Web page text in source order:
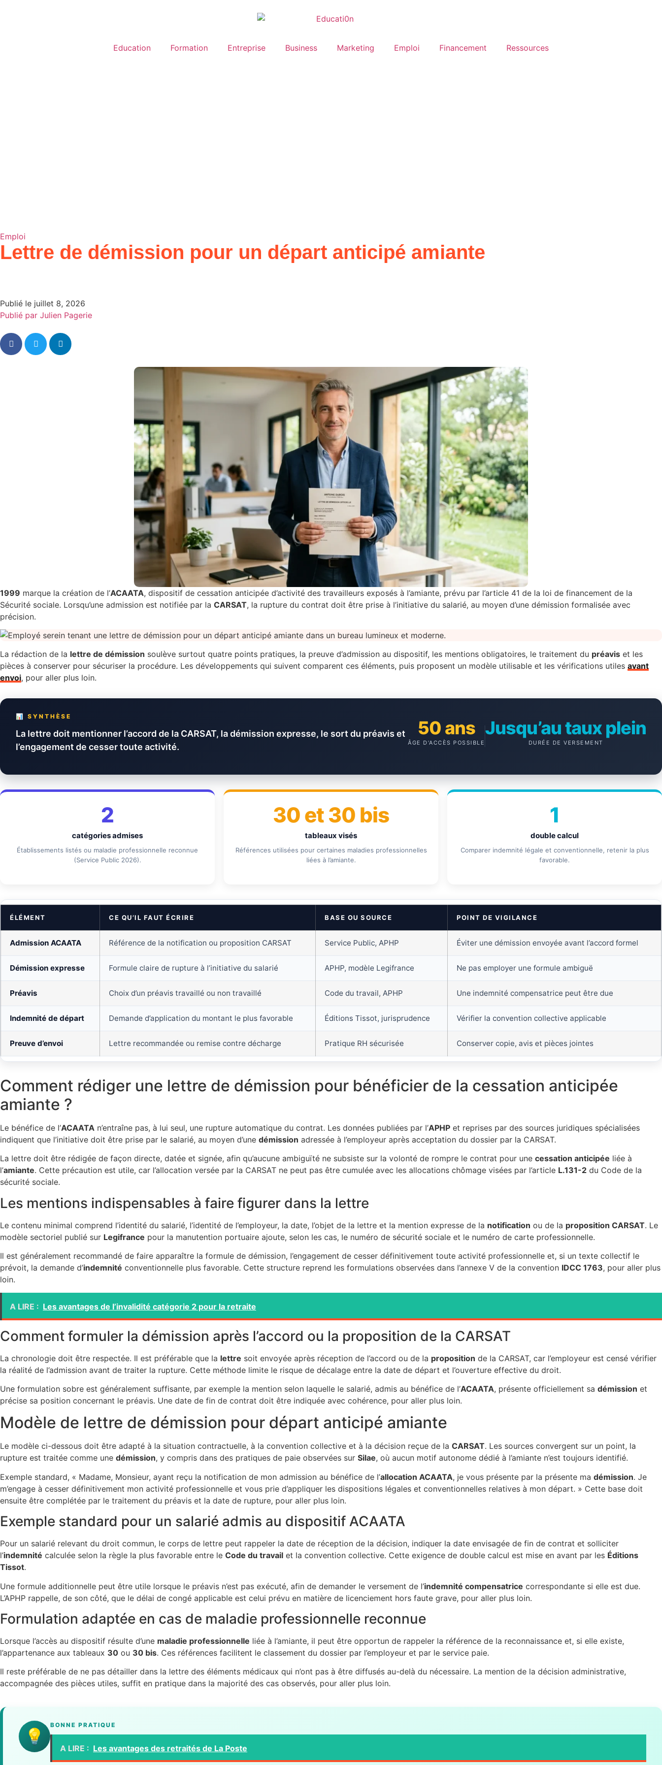
Education Formation Entreprise Business Marketing Emploi Financement Ressources
Emploi
Lettre de démission pour un départ anticipé amiante
Publié le juillet 8, 2026
Publié par Julien Pagerie
1999 marque la création de l’ACAATA, dispositif de cessation anticipée d’activité des travailleurs exposés à l’amiante, prévu par l’article 41 de la loi de financement de la
Sécurité sociale. Lorsqu’une admission est notifiée par la CARSAT, la rupture du contrat doit être prise à l’initiative du salarié, au moyen d’une démission formalisée avec
précision.
La rédaction de la lettre de démission soulève surtout quatre points pratiques, la preuve d’admission au dispositif, les mentions obligatoires, le traitement du préavis et les
pièces à conserver pour sécuriser la procédure. Les développements qui suivent comparent ces éléments, puis proposent un modèle utilisable et les vérifications utiles avant
envoi, pour aller plus loin.
📊 SYNTHÈSE
La lettre doit mentionner l’accord de la CARSAT, la démission expresse, le sort du préavis et
l’engagement de cesser toute activité.
50 ans
ÂGE D’ACCÈS POSSIBLE
Jusqu’au taux plein
DURÉE DE VERSEMENT
2
catégories admises
Établissements listés ou maladie professionnelle reconnue
(Service Public 2026).
30 et 30 bis
tableaux visés
Références utilisées pour certaines maladies professionnelles
liées à l’amiante.
1
double calcul
Comparer indemnité légale et conventionnelle, retenir la plus
favorable.
ÉLÉMENT CE QU’IL FAUT ÉCRIRE BASE OU SOURCE POINT DE VIGILANCE
Admission ACAATA Référence de la notification ou proposition CARSAT Service Public, APHP Éviter une démission envoyée avant l’accord formel
Démission expresse Formule claire de rupture à l’initiative du salarié APHP, modèle Legifrance Ne pas employer une formule ambiguë
Préavis Choix d’un préavis travaillé ou non travaillé Code du travail, APHP Une indemnité compensatrice peut être due
Indemnité de départ Demande d’application du montant le plus favorable Éditions Tissot, jurisprudence Vérifier la convention collective applicable
Preuve d’envoi Lettre recommandée ou remise contre décharge Pratique RH sécurisée Conserver copie, avis et pièces jointes
Comment rédiger une lettre de démission pour bénéficier de la cessation anticipée
amiante ?
Le bénéfice de l’ACAATA n’entraîne pas, à lui seul, une rupture automatique du contrat. Les données publiées par l’APHP et reprises par des sources juridiques spécialisées
indiquent que l’initiative doit être prise par le salarié, au moyen d’une démission adressée à l’employeur après acceptation du dossier par la CARSAT.
La lettre doit être rédigée de façon directe, datée et signée, afin qu’aucune ambiguïté ne subsiste sur la volonté de rompre le contrat pour une cessation anticipée liée à
l’amiante. Cette précaution est utile, car l’allocation versée par la CARSAT ne peut pas être cumulée avec les allocations chômage visées par l’article L.131-2 du Code de la
sécurité sociale.
Les mentions indispensables à faire figurer dans la lettre
Le contenu minimal comprend l’identité du salarié, l’identité de l’employeur, la date, l’objet de la lettre et la mention expresse de la notification ou de la proposition CARSAT. Le
modèle sectoriel publié sur Legifrance pour la manutention portuaire ajoute, selon les cas, le numéro de sécurité sociale et le numéro de carte professionnelle.
Il est généralement recommandé de faire apparaître la formule de démission, l’engagement de cesser définitivement toute activité professionnelle et, si un texte collectif le
prévoit, la demande d’indemnité conventionnelle plus favorable. Cette structure reprend les formulations observées dans l’annexe V de la convention IDCC 1763, pour aller plus
loin.
A LIRE : Les avantages de l’invalidité catégorie 2 pour la retraite
Comment formuler la démission après l’accord ou la proposition de la CARSAT
La chronologie doit être respectée. Il est préférable que la lettre soit envoyée après réception de l’accord ou de la proposition de la CARSAT, car l’employeur est censé vérifier
la réalité de l’admission avant de traiter la rupture. Cette méthode limite le risque de décalage entre la date de départ et l’ouverture effective du droit.
Une formulation sobre est généralement suffisante, par exemple la mention selon laquelle le salarié, admis au bénéfice de l’ACAATA, présente officiellement sa démission et
précise sa position concernant le préavis. Une date de fin de contrat doit être indiquée avec cohérence, pour aller plus loin.
Modèle de lettre de démission pour départ anticipé amiante
Le modèle ci-dessous doit être adapté à la situation contractuelle, à la convention collective et à la décision reçue de la CARSAT. Les sources convergent sur un point, la
rupture est traitée comme une démission, y compris dans des pratiques de paie observées sur Silae, où aucun motif autonome dédié à l’amiante n’est toujours identifié.
Exemple standard, « Madame, Monsieur, ayant reçu la notification de mon admission au bénéfice de l’allocation ACAATA, je vous présente par la présente ma démission. Je
m’engage à cesser définitivement mon activité professionnelle et vous prie d’appliquer les dispositions légales et conventionnelles relatives à mon départ. » Cette base doit
ensuite être complétée par le traitement du préavis et la date de rupture, pour aller plus loin.
Exemple standard pour un salarié admis au dispositif ACAATA
Pour un salarié relevant du droit commun, le corps de lettre peut rappeler la date de réception de la décision, indiquer la date envisagée de fin de contrat et solliciter
l’indemnité calculée selon la règle la plus favorable entre le Code du travail et la convention collective. Cette exigence de double calcul est mise en avant par les Éditions
Tissot.
Une formule additionnelle peut être utile lorsque le préavis n’est pas exécuté, afin de demander le versement de l’indemnité compensatrice correspondante si elle est due.
L’APHP rappelle, de son côté, que le délai de congé applicable est celui prévu en matière de licenciement hors faute grave, pour aller plus loin.
Formulation adaptée en cas de maladie professionnelle reconnue
Lorsque l’accès au dispositif résulte d’une maladie professionnelle liée à l’amiante, il peut être opportun de rappeler la référence de la reconnaissance et, si elle existe,
l’appartenance aux tableaux 30 ou 30 bis. Ces références facilitent le classement du dossier par l’employeur et par le service paie.
Il reste préférable de ne pas détailler dans la lettre des éléments médicaux qui n’ont pas à être diffusés au-delà du nécessaire. La mention de la décision administrative,
accompagnée des pièces utiles, suffit en pratique dans la majorité des cas observés, pour aller plus loin.
💡
BONNE PRATIQUE
A LIRE : Les avantages des retraités de La Poste